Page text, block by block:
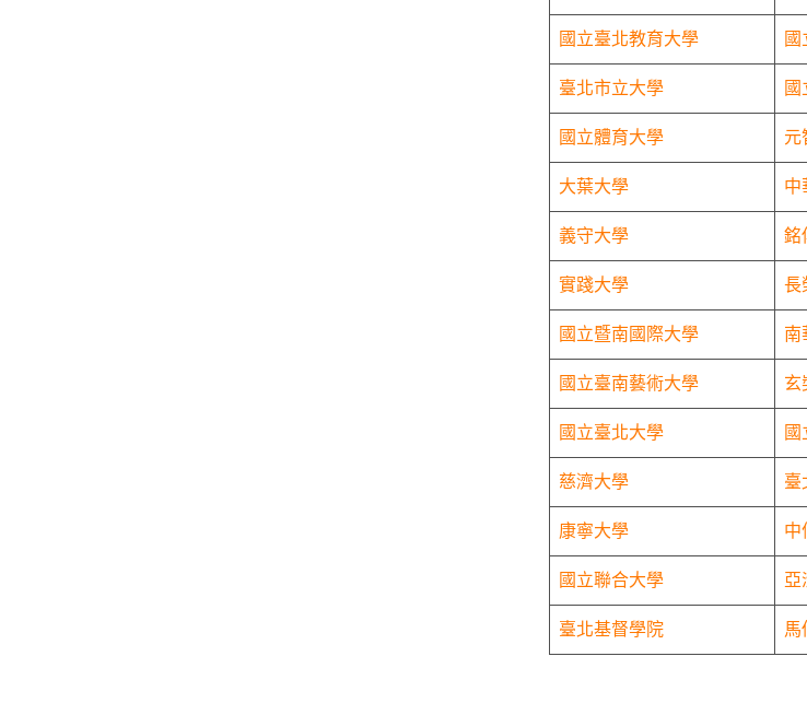
國立臺北教育大學
臺北市立大學
國立體育大學 元
大葉大學 中
義守大學 銘
實踐大學 長
國立暨南國際大學 南
國立臺南藝術大學 玄
國立臺北大學
慈濟大學 臺
康寧大學 中
國立聯合大學 亞
臺北基督學院 馬